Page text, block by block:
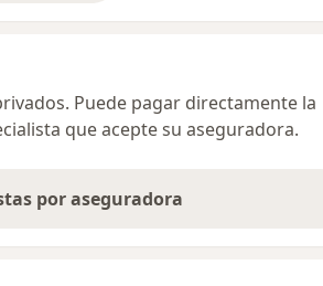
Puede pagar directamente la
que acepte su aseguradora.
por aseguradora